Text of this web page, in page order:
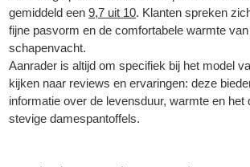
gemiddeld een 9,7 uit 10. Klanten spreken
fijne pasvorm en de comfortabele warmte
schapenvacht.
Aanrader is altijd om specifiek bij het model
kijken naar reviews en ervaringen: deze
informatie over de levensduur, warmte en het
stevige damespantoffels.